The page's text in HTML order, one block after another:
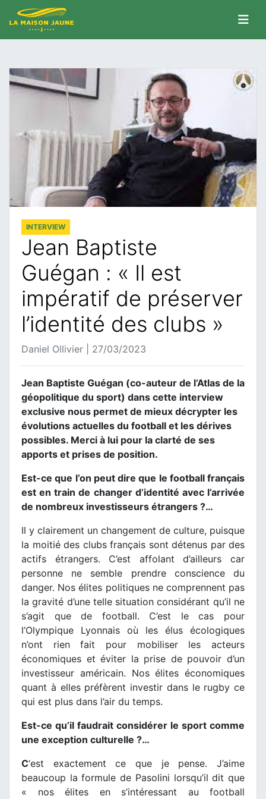
INTERVIEW
Jean Baptiste
Guégan : « Il est
impératif de préserver
l’identité des clubs »
Daniel Ollivier | 27/03/2023
Jean Baptiste Guégan (co-auteur de l’Atlas de la
géopolitique du sport) dans cette interview
exclusive nous permet de mieux décrypter les
évolutions actuelles du football et les dérives
possibles. Merci à lui pour la clarté de ses
apports et prises de position.
Est-ce que l’on peut dire que le football français
est en train de changer d’identité avec l’arrivée
de nombreux investisseurs étrangers ?…
Il y clairement un changement de culture, puisque
la moitié des clubs français sont détenus par des
actifs étrangers. C’est affolant d’ailleurs car
personne ne semble prendre conscience du
danger. Nos élites politiques ne comprennent pas
la gravité d’une telle situation considérant qu’il ne
s’agit que de football. C’est le cas pour
l’Olympique Lyonnais où les élus écologiques
n’ont rien fait pour mobiliser les acteurs
économiques et éviter la prise de pouvoir d’un
investisseur américain. Nos élites économiques
quant à elles préfèrent investir dans le rugby ce
qui est plus dans l’air du temps.
Est-ce qu’il faudrait considérer le sport comme
une exception culturelle ?…
C‘est exactement ce que je pense. J’aime
beaucoup la formule de Pasolini lorsqu’il dit que
« nos élites en s’intéressant au football